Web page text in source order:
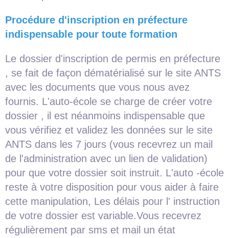
Procédure d'inscription en préfecture
indispensable pour toute formation
Le dossier d'inscription de permis en préfecture
, se fait de façon dématérialisé sur le site ANTS
avec les documents que vous nous avez
fournis. L'auto-école se charge de créer votre
dossier , il est néanmoins indispensable que
vous vérifiez et validez les données sur le site
ANTS dans les 7 jours (vous recevrez un mail
de l'administration avec un lien de validation)
pour que votre dossier soit instruit. L'auto -école
reste à votre disposition pour vous aider à faire
cette manipulation, Les délais pour l' instruction
de votre dossier est variable.Vous recevrez
régulièrement par sms et mail un état